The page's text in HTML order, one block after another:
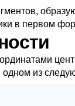
в первом
одном из